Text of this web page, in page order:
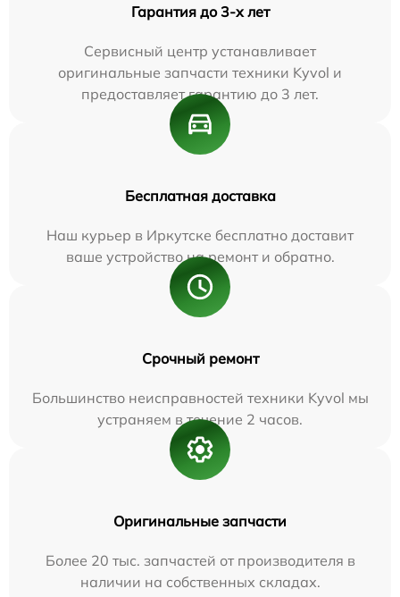
Гарантия до 3-х лет
Сервисный центр устанавливает
оригинальные запчасти техники Kyvol и
предоставляет гарантию до 3 лет.
Бесплатная доставка
Наш курьер в Иркутске бесплатно доставит
ваше устройство на ремонт и обратно.
Срочный ремонт
Большинство неисправностей техники Kyvol мы
устраняем в течение 2 часов.
Оригинальные запчасти
Более 20 тыс. запчастей от производителя в
наличии на собственных складах.